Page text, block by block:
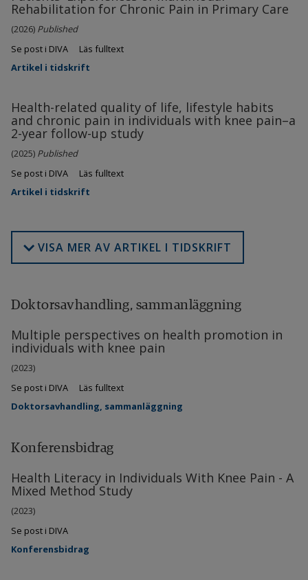
Rehabilitation for Chronic Pain in Primary Care
(2026) Published
Se post i DIVA
Läs fulltext
Artikel i tidskrift
Health-related quality of life, lifestyle habits
and chronic pain in individuals with knee pain–a
2-year follow-up study
(2025) Published
Se post i DIVA
Läs fulltext
Artikel i tidskrift
VISA MER AV ARTIKEL I TIDSKRIFT
Doktorsavhandling, sammanläggning
Multiple perspectives on health promotion in
individuals with knee pain
(2023)
Se post i DIVA
Läs fulltext
Doktorsavhandling, sammanläggning
Konferensbidrag
Health Literacy in Individuals With Knee Pain - A
Mixed Method Study
(2023)
Se post i DIVA
Konferensbidrag